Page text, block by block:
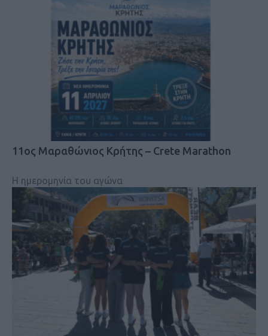
11ος Μαραθώνιος Κρήτης – Crete Marathon
Η ημερομηνία του αγώνα